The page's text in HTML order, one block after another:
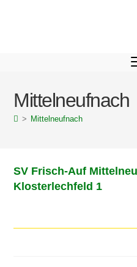
Mittelneufnach
> Mittelneufnach
SV Frisch-Auf
Klosterlechfeld 1